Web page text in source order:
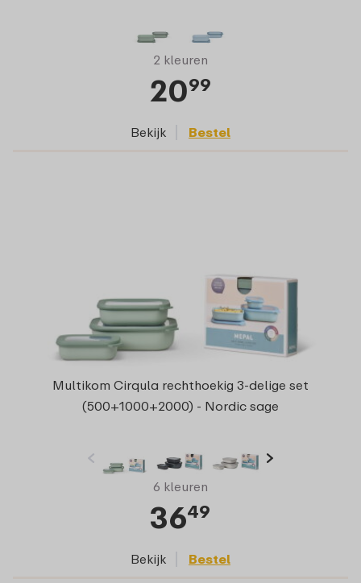
2 kleuren
2099
Bekijk Bestel
Multikom Cirqula rechthoekig 3-delige set
(500+1000+2000) - Nordic sage
6 kleuren
3649
Bekijk Bestel